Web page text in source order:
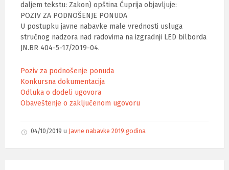
daljem tekstu: Zakon) opština Ćuprija objavljuje:
POZIV ZA PODNOŠENJE PONUDA
U postupku javne nabavke male vrednosti usluga
stručnog nadzora nad radovima na izgradnji LED bilborda
JN.BR 404-5-17/2019-04.
Poziv za podnošenje ponuda
Konkursna dokumentacija
Odluka o dodeli ugovora
Obaveštenje o zaključenom ugovoru
04/10/2019 u Javne nabavke 2019.godina